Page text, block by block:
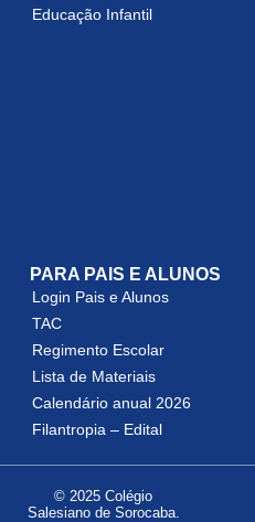
Educação Infantil
PARA PAIS E ALUNOS
Login Pais e Alunos
TAC
Regimento Escolar
Lista de Materiais
Calendário anual 2026
Filantropia – Edital
© 2025 Colégio
Salesiano de Sorocaba.